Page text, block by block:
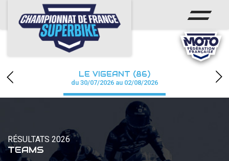
ACCUEIL
CHAMPIONNAT
CALENDRIER
PHOTOS / WEB TV
PARTENAIRES
LE VIGEANT (86)
du 30/07/2026 au 02/08/2026
RÉSULTATS 2026
TEAMS